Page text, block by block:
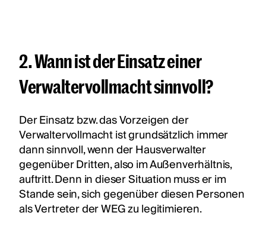
2. Wann ist der Einsatz einer
Verwaltervollmacht sinnvoll?
Der Einsatz bzw. das Vorzeigen der
Verwaltervollmacht ist grundsätzlich immer
dann sinnvoll, wenn der Hausverwalter
gegenüber Dritten, also im Außenverhältnis,
auftritt. Denn in dieser Situation muss er im
Stande sein, sich gegenüber diesen Personen
als Vertreter der WEG zu legitimieren.